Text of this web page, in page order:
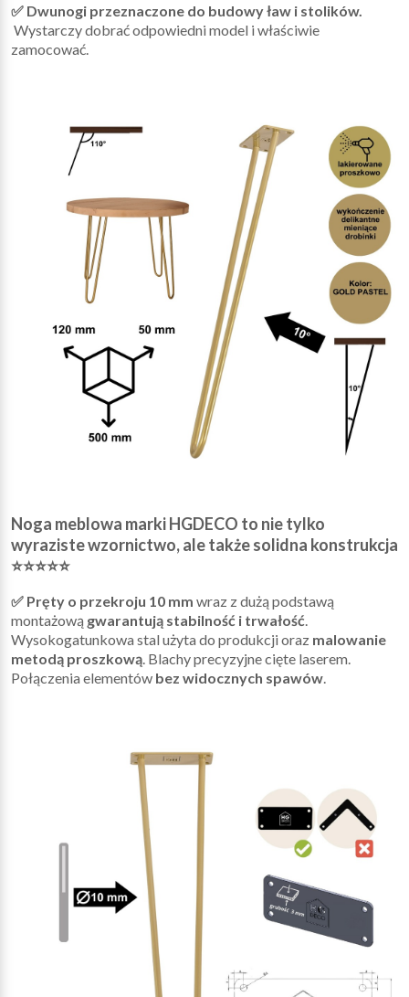
✅ Dwunogi przeznaczone do budowy ław i stolików.
Wystarczy dobrać odpowiedni model i właściwie
zamocować.
Noga meblowa marki HGDECO to nie tylko
wyraziste wzornictwo, ale także solidna konstrukcja
⭐⭐⭐⭐⭐
✅ Pręty o przekroju 10 mm wraz z dużą podstawą
montażową gwarantują stabilność i trwałość
Wysokogatunkowa stal użyta do produkcji oraz malowanie
metodą proszkową . Blachy precyzyjne cięte laserem.
Połączenia elementów bez widocznych spawów